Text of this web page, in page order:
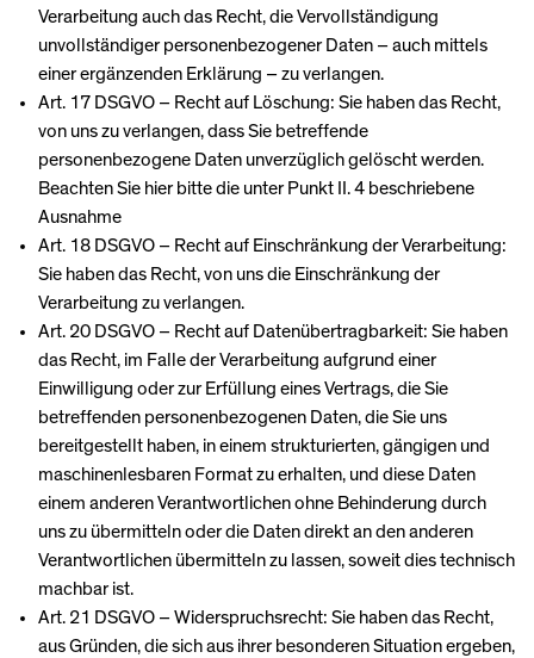
Verarbeitung auch das Recht, die Vervollständigung
unvollständiger personenbezogener Daten – auch mittels
einer ergänzenden Erklärung – zu verlangen.
Art. 17 DSGVO – Recht auf Löschung: Sie haben das Recht,
von uns zu verlangen, dass Sie betreffende
personenbezogene Daten unverzüglich gelöscht werden.
Beachten Sie hier bitte die unter Punkt II. 4 beschriebene
Ausnahme
Art. 18 DSGVO – Recht auf Einschränkung der Verarbeitung:
Sie haben das Recht, von uns die Einschränkung der
Verarbeitung zu verlangen.
Art. 20 DSGVO – Recht auf Datenübertragbarkeit: Sie haben
das Recht, im Falle der Verarbeitung aufgrund einer
Einwilligung oder zur Erfüllung eines Vertrags, die Sie
betreffenden personenbezogenen Daten, die Sie uns
bereitgestellt haben, in einem strukturierten, gängigen und
maschinenlesbaren Format zu erhalten, und diese Daten
einem anderen Verantwortlichen ohne Behinderung durch
uns zu übermitteln oder die Daten direkt an den anderen
Verantwortlichen übermitteln zu lassen, soweit dies technisch
machbar ist.
Art. 21 DSGVO – Widerspruchsrecht: Sie haben das Recht,
aus Gründen, die sich aus ihrer besonderen Situation ergeben,